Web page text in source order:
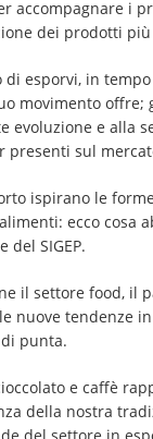
accompagnare i
dei prodotti
di esporvi, in
movimento offre;
evoluzione e alla
presenti sul
ispirano le
ecco cosa
del SIGEP.
il settore food, il
nuove tendenze
punta.
e caffè
della nostra